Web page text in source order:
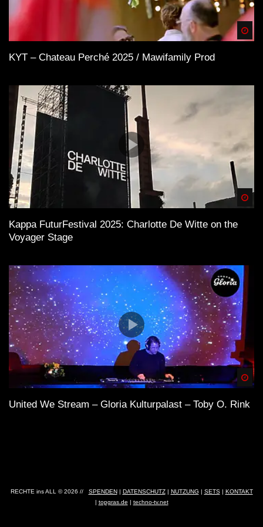
KYT – Chateau Perché 2025 / Mawifamily Prod
Kappa FuturFestival 2025: Charlotte De Witte on the
Voyager Stage
United We Stream – Gloria Kulturpalast – Toby O. Rink
RECHTE ins ALL © 2026 // SPENDEN| DATENSCHUTZ| NUTZUNG | SETS| KONTAKT
| topgras.de | techno-tv.net